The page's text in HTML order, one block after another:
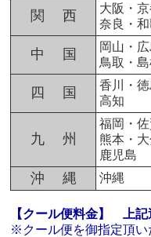
関 西
大阪・京
奈良・
中 国
岡山・
鳥取・
四 国
香川・徳
高知
九 州
福岡・佐
熊本・大
鹿児島
沖 縄 沖縄
【クール便料金】
上
※クール便を御指定頂い